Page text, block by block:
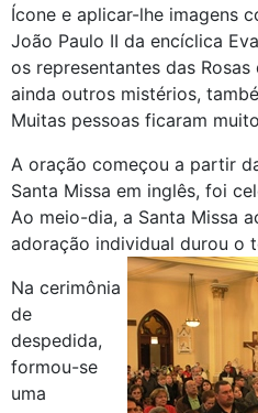
Ícone e aplicar-lhe imagens
João Paulo II da encíclica
os representantes das
ainda outros mistérios,
Muitas pessoas ficaram
A oração começou a partir
Santa Missa em inglês, foi
Ao meio-dia, a Santa Missa
adoração individual durou o
Na cerimônia
de
despedida,
formou-se
uma